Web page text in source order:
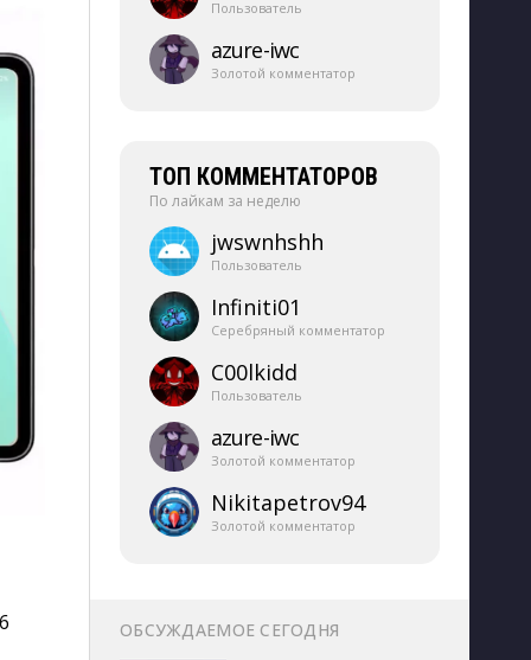
Пользователь
azure-​iwc
Золотой комментатор
ТОП КОММЕНТАТОРОВ
По лайкам за неделю
jwswnhshh
Пользователь
Infiniti01
Серебряный комментатор
C00lkidd
Пользователь
azure-​iwc
Золотой комментатор
Nikitapetrov94
Золотой комментатор
ОБСУЖДАЕМОЕ СЕГОДНЯ